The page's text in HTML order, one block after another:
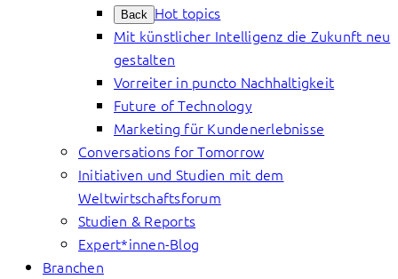
Back Hot topics
Mit künstlicher Intelligenz die Zukunft neu
gestalten
Vorreiter in puncto Nachhaltigkeit
Future of Technology
Marketing für Kundenerlebnisse
Conversations for Tomorrow
Initiativen und Studien mit dem
Weltwirtschaftsforum
Studien & Reports
Expert*innen-Blog
Branchen